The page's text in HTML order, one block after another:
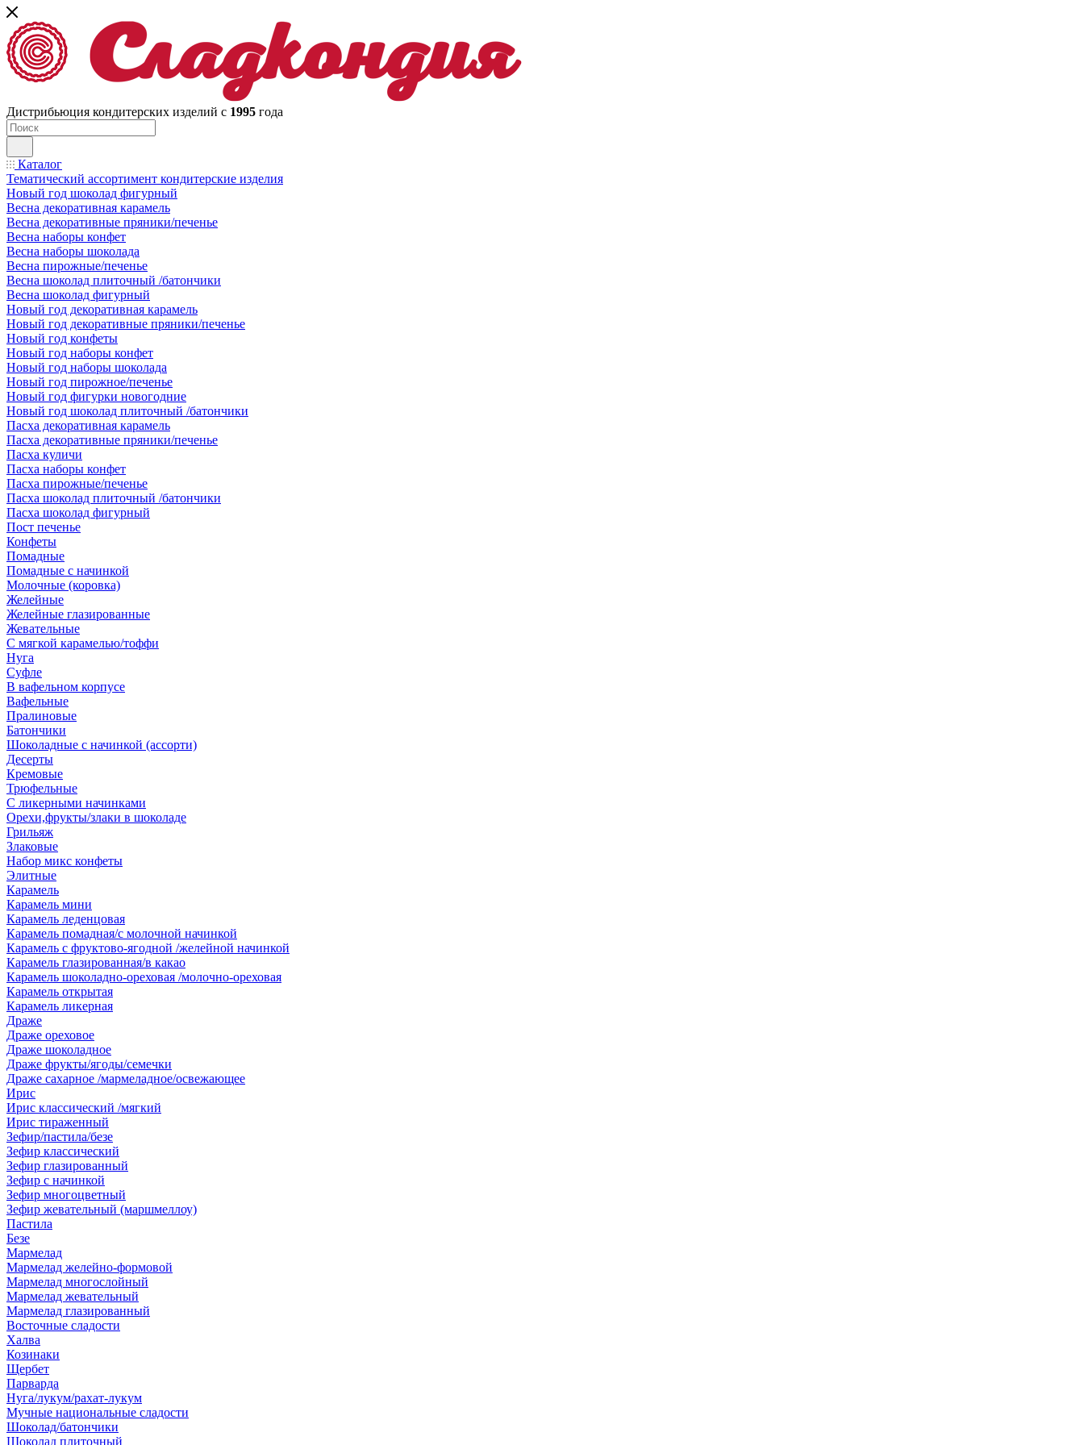
Дистрибьюция кондитерских изделий с 1995 года
Каталог
Тематический ассортимент кондитерские изделия
Новый год шоколад фигурный
Весна декоративная карамель
Весна декоративные пряники/печенье
Весна наборы конфет
Весна наборы шоколада
Весна пирожные/печенье
Весна шоколад плиточный /батончики
Весна шоколад фигурный
Новый год декоративная карамель
Новый год декоративные пряники/печенье
Новый год конфеты
Новый год наборы конфет
Новый год наборы шоколада
Новый год пирожное/печенье
Новый год фигурки новогодние
Новый год шоколад плиточный /батончики
Пасха декоративная карамель
Пасха декоративные пряники/печенье
Пасха куличи
Пасха наборы конфет
Пасха пирожные/печенье
Пасха шоколад плиточный /батончики
Пасха шоколад фигурный
Пост печенье
Конфеты
Помадные
Помадные с начинкой
Молочные (коровка)
Желейные
Желейные глазированные
Жевательные
С мягкой карамелью/тоффи
Нуга
Суфле
В вафельном корпусе
Вафельные
Пралиновые
Батончики
Шоколадные с начинкой (ассорти)
Десерты
Кремовые
Трюфельные
С ликерными начинками
Орехи,фрукты/злаки в шоколаде
Грильяж
Злаковые
Набор микс конфеты
Элитные
Карамель
Карамель мини
Карамель леденцовая
Карамель помадная/с молочной начинкой
Карамель с фруктово-ягодной /желейной начинкой
Карамель глазированная/в какао
Карамель шоколадно-ореховая /молочно-ореховая
Карамель открытая
Карамель ликерная
Драже
Драже ореховое
Драже шоколадное
Драже фрукты/ягоды/семечки
Драже сахарное /мармеладное/освежающее
Ирис
Ирис классический /мягкий
Ирис тираженный
Зефир/пастила/безе
Зефир классический
Зефир глазированный
Зефир с начинкой
Зефир многоцветный
Зефир жевательный (маршмеллоу)
Пастила
Безе
Мармелад
Мармелад желейно-формовой
Мармелад многослойный
Мармелад жевательный
Мармелад глазированный
Восточные сладости
Халва
Козинаки
Щербет
Парварда
Нуга/лукум/рахат-лукум
Мучные национальные сладости
Шоколад/батончики
Шоколад плиточный